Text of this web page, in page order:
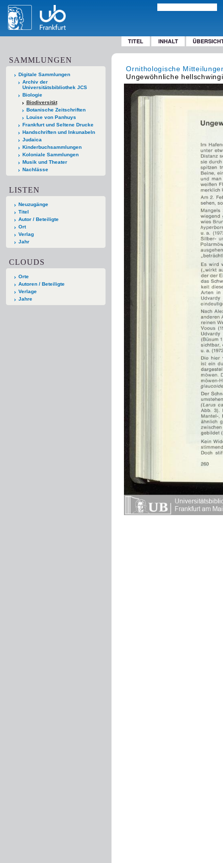
TITEL INHALT
SAMMLUNGEN
Digitale Sammlungen
Archiv der
Universitätsbibliothek JCS
Biologie
Biodiversität
Botanische Zeitschriften
Louise von Panhuys
Frankfurt und Seltene Drucke
Handschriften und Inkunabeln
Judaica
Kinderbuchsammlungen
Koloniale Sammlungen
Musik und Theater
Nachlässe
LISTEN
Neuzugänge
Titel
Autor / Beteiligte
Ort
Verlag
Jahr
CLOUDS
Orte
Autoren / Beteiligte
Verlage
Jahre
Ornithologische
Ungewöhnliche